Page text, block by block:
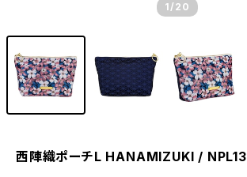
1 /20
西陣織ポーチL HANAMIZUKI / NPL13